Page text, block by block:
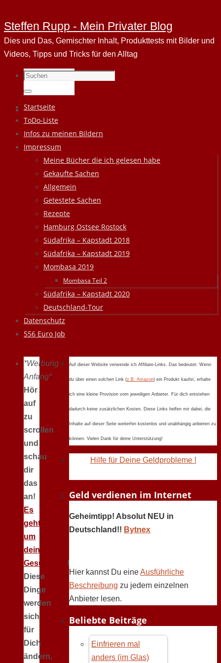
Steffen Rupp - Mein Privater Blog
Dies und Das, Gemischter Inhalt, Produkttests mit Bilder und
Videos, Tipps und Tricks für den Alltag
Suchen
nach:
Suchen
Zum
Inhalt
springen
Startseite
ToDo-Liste
Infos zu meinen Bildern
Impressum
Meine Bücher die ich gelesen habe
Gekaufte Sachen
Allgemein
Getestete Sachen
Rezepte
Hamburg Ostsee Rostock
Südafrika – Kapstadt 2018
Südafrika – Kapstadt 2019
Mombasa 2019
Mombasa Teil 2
Südafrika – Kapstadt 2020
Deutschland-Tour
Datenschutz
556 Euro Job
*Werbung
Anfang*
Hör
auf
zu
scrollen
und
schau
dir
das
an!
Es
geht
um
deine
Gesundheit !
Diese
Dinge
werden
sich
für
Dich
ändern,
Auf dieser Website verwende ich Affiliate-Links. Das bedeutet: Wenn
du über einen solchen Link (z.B. Amazon) ein Produkt kaufst, erhalte
ich eine kleine Provision vom jeweiligen Anbieter. Für dich entstehen
dadurch keine zusätzlichen Kosten. Diese Links helfen mir dabei, die
Inhalte auf dieser Seite weiterhin kostenlos und unabhängig anbieten zu
können. Vielen Dank für deine Unterstützung!
Hilfe für Deine Geldprobleme !
Geld verdienen im Internet
Geheimtipp! Absolut NEU in
Deutschland!! Bytnex
Hier kannst Du eineAusführliche
Beschreibung zu jedem einzelnen
Anbieter lesen.
Beliebte Beiträge
Einfrieren mal
anders (im Glas)